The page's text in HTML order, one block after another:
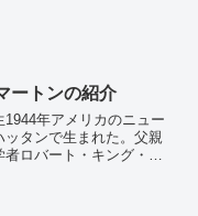
ートンの紹介
1944年アメリカのニュー
ッタンで生まれた。父親
者ロバート・キング・マ